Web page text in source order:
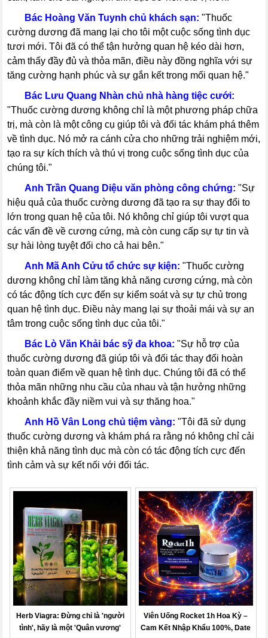
Bác Hoàng Văn Tuynh chủ khách sạn: "Thuốc
cường dương đã mang lại cho tôi một cuộc sống tình dục
tươi mới. Tôi đã có thể tận hưởng quan hệ kéo dài hơn,
cảm thấy đầy đủ và thỏa mãn, điều này đồng nghĩa với sự
tăng cường hạnh phúc và sự gắn kết trong mối quan hệ."
Bác Lưu Quang Nhàn chủ nhà hàng tiệc cưới:
"Thuốc cường dương không chỉ là một phương pháp chữa
trị, mà còn là một công cụ giúp tôi và đối tác khám phá thêm
về tình dục. Nó mở ra cánh cửa cho những trải nghiệm mới,
tạo ra sự kích thích và thú vị trong cuộc sống tình dục của
chúng tôi."
Anh Trần Quang Diệu văn phòng công chứng:"Sự
hiệu quả của thuốc cường dương đã tạo ra sự thay đổi to
lớn trong quan hệ của tôi. Nó không chỉ giúp tôi vượt qua
các vấn đề về cương cứng, mà còn cung cấp sự tự tin và
sự hài lòng tuyệt đối cho cả hai bên."
Anh Mã Anh Cửu tổ chức sự kiện: "Thuốc cường
dương không chỉ làm tăng khả năng cương cứng, mà còn
có tác động tích cực đến sự kiểm soát và sự tự chủ trong
quan hệ tình dục. Điều này mang lại sự thoải mái và sự an
tâm trong cuộc sống tình dục của tôi."
Bác Lò Văn Khải bác sỹ đa khoa: "Sự hỗ trợ của
thuốc cường dương đã giúp tôi và đối tác thay đổi hoàn
toàn quan điểm về quan hệ tình dục. Chúng tôi đã có thể
thỏa mãn những nhu cầu của nhau và tận hưởng những
khoảnh khắc đầy niềm vui và sự thăng hoa."
Anh Hồ Vân Long chủ tiệm vàng:"Tôi đã sử dụng
thuốc cường dương và khám phá ra rằng nó không chỉ cải
thiện khả năng tình dục mà còn có tác động tích cực đến
tình cảm và sự kết nối với đối tác.
Herb Viagra: Đừng chỉ là 'người
tình', hãy là một 'Quân vương'
Viên Uống Rocket 1h Hoa Kỳ –
Cam Kết Nhập Khẩu 100%, Date